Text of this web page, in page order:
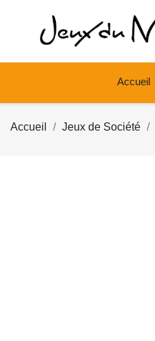
Accueil
Accueil Jeux de Société